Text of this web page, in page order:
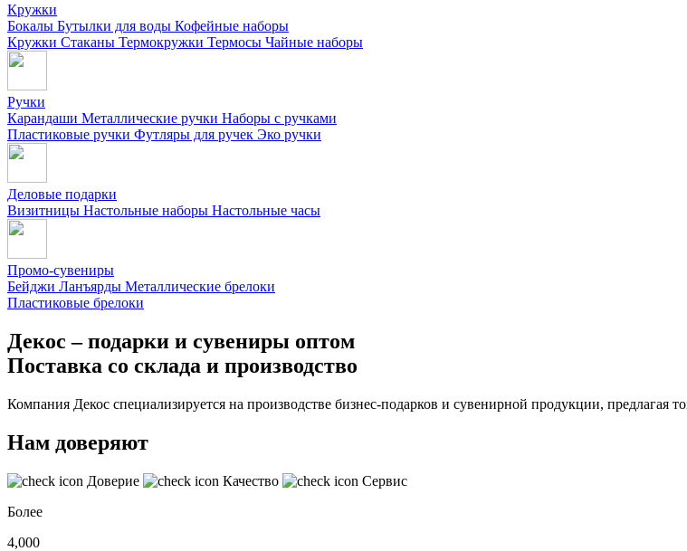
Кружки
Бокалы Бутылки для воды Кофейные наборы
Кружки Стаканы Термокружки Термосы Чайные наборы
Ручки
Карандаши Металлические ручки Наборы с ручками
Пластиковые ручки Футляры для ручек Эко ручки
Деловые подарки
Визитницы Настольные наборы Настольные часы
Промо-сувениры
Бейджи Ланъярды Металлические брелоки
Пластиковые брелоки
Декос – подарки и сувениры оптом
Поставка со склада и производство
Компания Декос специализируется на производстве бизнес-подарков и сувенирной продукции, предлагая
Нам доверяют
Доверие Качество
Сервис
Более
4,000